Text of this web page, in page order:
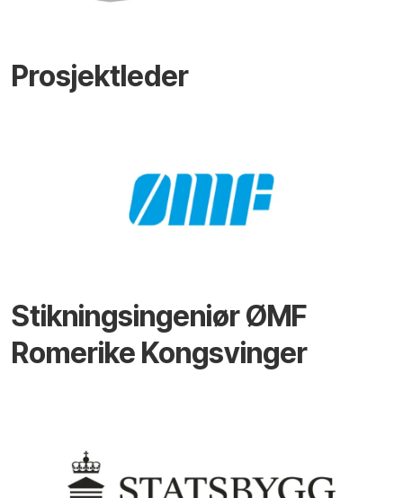
Prosjektleder
Stikningsingeniør ØMF
Romerike Kongsvinger